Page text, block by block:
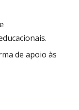
de apoio às